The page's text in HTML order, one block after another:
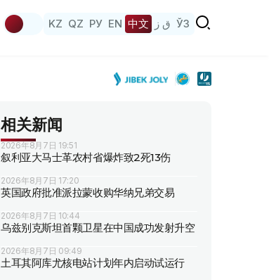
KZ QZ РУ EN 中文 ق ز ЎЗ
相关新闻
2026年8月7日 19:51
叙利亚大马士革农村省爆炸致2死13伤
2026年8月7日 17:20
英国政府批准派拉蒙收购华纳兄弟交易
2026年8月7日 10:44
乌兹别克斯坦首颗卫星在中国成功发射升空
2026年8月7日 09:49
土耳其阿库尤核电站计划年内启动试运行